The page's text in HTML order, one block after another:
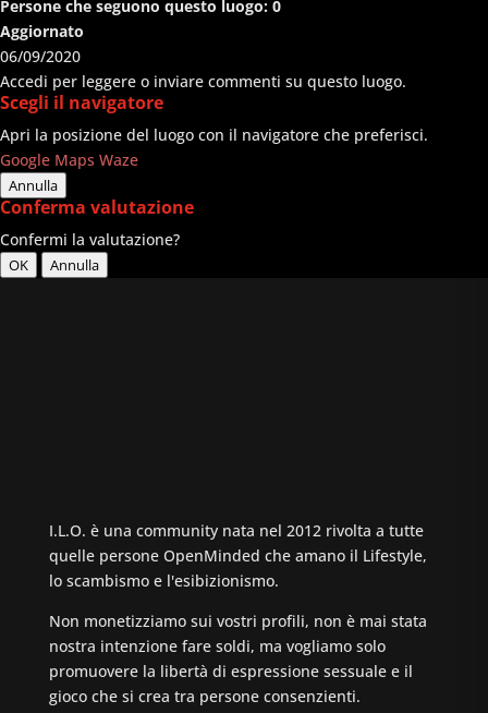
Persone che seguono questo luogo: 0
Aggiornato
06/09/2020
Accedi per leggere o inviare commenti su questo luogo.
Scegli il navigatore
Apri la posizione del luogo con il navigatore che preferisci.
Google Maps Waze
Annulla
Conferma valutazione
Confermi la valutazione?
OK Annulla
I.L.O. è una community nata nel 2012 rivolta a tutte
quelle persone OpenMinded che amano il Lifestyle,
lo scambismo e l'esibizionismo.
Non monetizziamo sui vostri profili, non è mai stata
nostra intenzione fare soldi, ma vogliamo solo
promuovere la libertà di espressione sessuale e il
gioco che si crea tra persone consenzienti.